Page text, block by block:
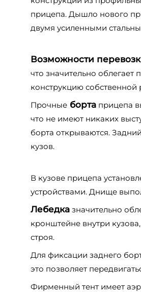
прицепа. Дышло нового
двумя усиленными
Возможности
что значительно облегает
конструкцию собственной
Прочные борта прицепа
что не имеют никаких
борта открываются.
кузов.
В кузове прицепа
устройствами. Днище
Лебедка значительно
кронштейне внутри
строя.
Для фиксации заднего
это позволяет
Фирменный тент имеет